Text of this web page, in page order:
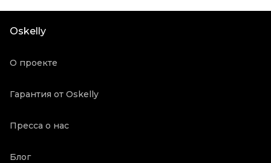
Состояние товара
Oskelly
О проекте
Гарантия от Oskelly
Пресса о нас
Блог